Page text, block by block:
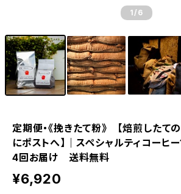
1 /6
定期便・《挽きたて粉》 【焙煎したて
にポストへ】｜スペシャルティコー
4回お届け 送料無料
¥6,920